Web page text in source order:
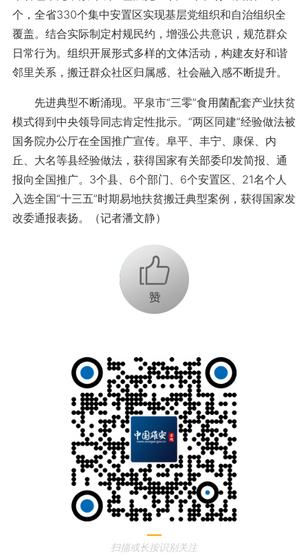
个，全省330个集中安置区实现基层党组织和自治组织全
覆盖。结合实际制定村规民约，增强公共意识，规范群众
日常行为。组织开展形式多样的文体活动，构建友好和谐
邻里关系，搬迁群众社区归属感、社会融入感不断提升。
先进典型不断涌现。平泉市“三零”食用菌配套产业扶贫
模式得到中央领导同志肯定性批示。“两区同建”经验做法被
国务院办公厅在全国推广宣传。阜平、丰宁、康保、内
丘、大名等县经验做法，获得国家有关部委印发简报、通
报向全国推广。3个县、6个部门、6个安置区、21名个人
入选全国“十三五”时期易地扶贫搬迁典型案例，获得国家发
改委通报表扬。（记者潘文静）
+1
扫描或长按识别关注